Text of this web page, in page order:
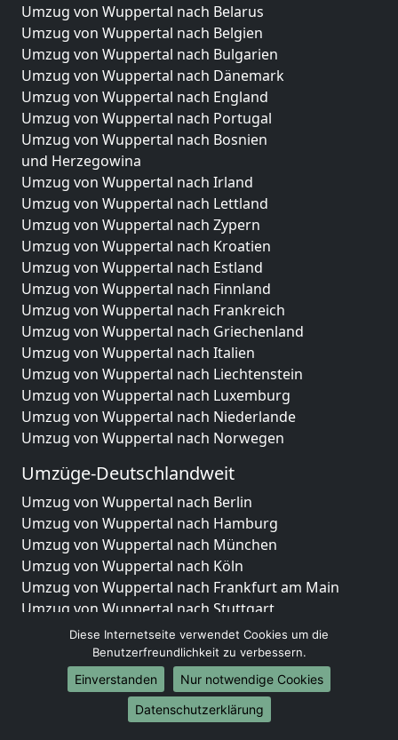
Umzug von Wuppertal nach Belarus
Umzug von Wuppertal nach Belgien
Umzug von Wuppertal nach Bulgarien
Umzug von Wuppertal nach Dänemark
Umzug von Wuppertal nach England
Umzug von Wuppertal nach Portugal
Umzug von Wuppertal nach Bosnien
und Herzegowina
Umzug von Wuppertal nach Irland
Umzug von Wuppertal nach Lettland
Umzug von Wuppertal nach Zypern
Umzug von Wuppertal nach Kroatien
Umzug von Wuppertal nach Estland
Umzug von Wuppertal nach Finnland
Umzug von Wuppertal nach Frankreich
Umzug von Wuppertal nach Griechenland
Umzug von Wuppertal nach Italien
Umzug von Wuppertal nach Liechtenstein
Umzug von Wuppertal nach Luxemburg
Umzug von Wuppertal nach Niederlande
Umzug von Wuppertal nach Norwegen
Umzüge-Deutschlandweit
Umzug von Wuppertal nach Berlin
Umzug von Wuppertal nach Hamburg
Umzug von Wuppertal nach München
Umzug von Wuppertal nach Köln
Umzug von Wuppertal nach Frankfurt am Main
Umzug von Wuppertal nach Stuttgart
Umzug von Wuppertal nach Düsseldorf
Umzug von Wuppertal nach Leipzig
Umzug von Wuppertal nach Dortmund
Umzug von Wuppertal nach Essen
Umzug von Wuppertal nach Bremen
Diese Internetseite verwendet Cookies um die
Benutzerfreundlichkeit zu verbessern.
Einverstanden
Nur notwendige Cookies
Datenschutzerklärung